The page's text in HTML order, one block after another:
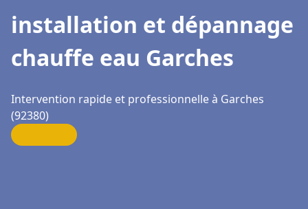
installation et dépannage
chauffe eau Garches
Intervention rapide et professionnelle à Garches
(92380)